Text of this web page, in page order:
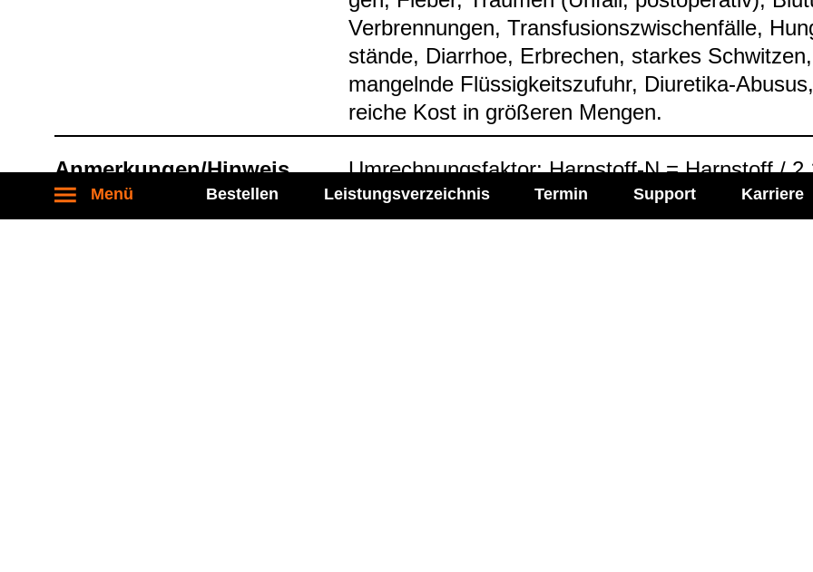
Menü Bestellen Leistungsverzeichnis Termin Support Karriere
Ver­bren­nun­gen, Trans­fu­si­ons­zwi­schen­fälle,
stände, Diar­rhoe, Erbre­chen, star­kes
man­gelnde Flüs­sig­keits­zu­fuhr, Diure­tika-​
rei­che Kost in grö­ße­ren Men­gen.
Anmer­kun­gen/Hin­weis Umrech­nungs­fak­tor: Harn­stoff-​N = Harn­stoff /